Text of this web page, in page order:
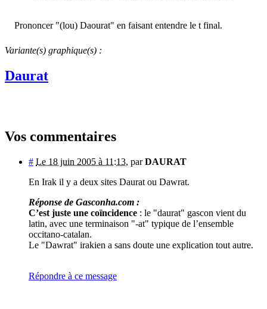
Prononcer "(lou) Daourat" en faisant entendre le t final.
Variante(s) graphique(s) :
Daurat
Vos commentaires
# Le 18 juin 2005 à 11:13, parDAURAT
En Irak il y a deux sites Daurat ou Dawrat.
Réponse de Gasconha.com :
C’est juste une coïncidence : le "daurat" gascon vient du
latin, avec une terminaison "-at" typique de l’ensemble
occitano-catalan.
Le "Dawrat" irakien a sans doute une explication tout autre.
Répondre à ce message